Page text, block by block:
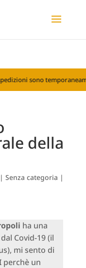
temporaneamente
di ottobre.
della
Senza categoria |
ha una
Covid-19 (il
mi sento di
perchè un